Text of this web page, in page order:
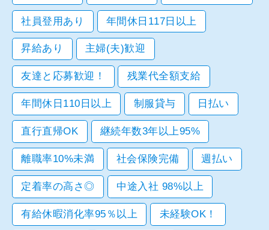
社員登用あり 年間休日117日以上
昇給あり 主婦(夫)歓迎
友達と応募歓迎！ 残業代全額支給
年間休日110日以上 制服貸与 日払い
直行直帰OK 継続年数3年以上95%
離職率10%未満 社会保険完備 週払い
定着率の高さ◎ 中途入社 98%以上
有給休暇消化率95％以上 未経験OK！